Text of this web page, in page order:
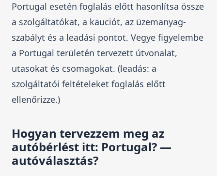
Portugal esetén foglalás előtt hasonlítsa össze
a szolgáltatókat, a kauciót, az üzemanyag-
szabályt és a leadási pontot. Vegye figyelembe
a Portugal területén tervezett útvonalat,
utasokat és csomagokat. (leadás: a
szolgáltatói feltételeket foglalás előtt
ellenőrizze.)
Hogyan tervezzem meg az
autóbérlést itt: Portugal? —
autóválasztás?